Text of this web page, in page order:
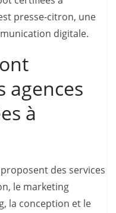
presse-citron, une
digitale.
agences
à
des services
le marketing
la conception et le